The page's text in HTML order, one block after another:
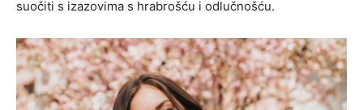
suočiti s izazovima s hrabrošću i odlučnošću.